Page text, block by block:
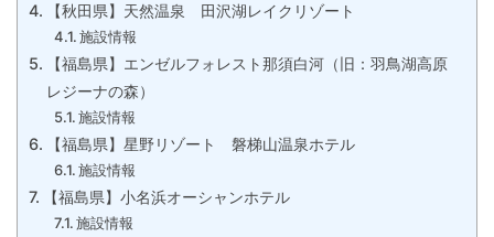
【秋田県】天然温泉 田沢湖レイクリゾート
施設情報
【福島県】エンゼルフォレスト那須白河（旧：羽鳥湖高原
レジーナの森）
施設情報
【福島県】星野リゾート 磐梯山温泉ホテル
施設情報
【福島県】小名浜オーシャンホテル
施設情報